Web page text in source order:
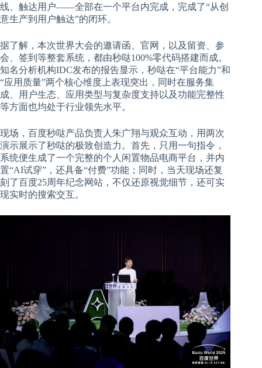
线、触达用户——全部在一个平台内完成，完成了“从创
意生产到用户触达”的闭环。
据了解，本次世界大会的邀请函、官网，以及留资、参
会、签到等整套系统，都由秒哒100%零代码搭建而成。
知名分析机构IDC发布的报告显示，秒哒在“平台能力”和
“应用质量”两个核心维度上表现突出，同时在服务集
成、用户生态、应用类型与复杂度支持以及功能完整性
等方面也均处于行业领先水平。
现场，百度秒哒产品负责人朱广翔与观众互动，用两次
演示展示了秒哒的极致创造力。首先，只用一句指令，
系统便生成了一个完整的个人闲置物品电商平台，并内
置“AI试穿”，还具备“付费”功能；同时，当天现场还复
刻了百度25周年纪念网站，不仅还原视觉细节，还可实
现实时的搜索交互。